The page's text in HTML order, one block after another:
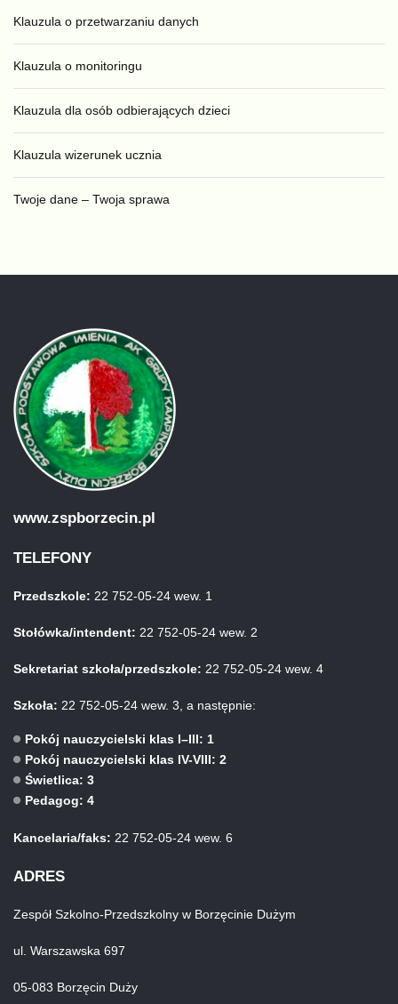
Klauzula o przetwarzaniu danych
Klauzula o monitoringu
Klauzula dla osób odbierających dzieci
Klauzula wizerunek ucznia
Twoje dane – Twoja sprawa
www.zspborzecin.pl
TELEFONY
Przedszkole: 22 752-05-24 wew. 1
Stołówka/intendent: 22 752-05-24 wew. 2
Sekretariat szkoła/przedszkole: 22 752-05-24 wew. 4
Szkoła: 22 752-05-24 wew. 3, a następnie:
Pokój nauczycielski klas I–III: 1
Pokój nauczycielski klas IV-VIII: 2
Świetlica: 3
Pedagog: 4
Kancelaria/faks: 22 752-05-24 wew. 6
ADRES
Zespół Szkolno-Przedszkolny w Borzęcinie Dużym
ul. Warszawska 697
05-083 Borzęcin Duży